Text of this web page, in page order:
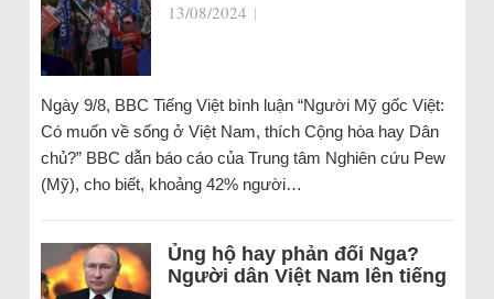
13/08/2024 |
Ngày 9/8, BBC Tiếng Việt bình luận “Người Mỹ gốc Việt:
Có muốn về sống ở Việt Nam, thích Cộng hòa hay Dân
chủ?” BBC dẫn báo cáo của Trung tâm Nghiên cứu Pew
(Mỹ), cho biết, khoảng 42% người…
Ủng hộ hay phản đối Nga?
Người dân Việt Nam lên tiếng